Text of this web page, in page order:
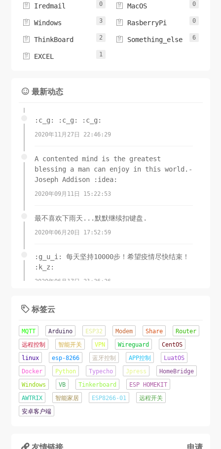
 Iredmail 0  MacOS 0
 Windows 3  RasberryPi 0
 ThinkBoard 2  Something_else 6
 EXCEL 1
 最新动态
:c_g: :c_g: :c_g:
2020年11月27日 22:46:29
A contented mind is the greatest
blessing a man can enjoy in this world.-
Joseph Addison :idea:
2020年09月11日 15:22:53
最不喜欢下雨天...默默继续扣键盘.
2020年06月20日 17:52:59
:g_u_i: 每天坚持10000步！希望疫情尽快结束！
:k_z:
2020年06月17日 21:36:26
锲而舍之，朽木不折;锲而不舍，金石可镂.-荀子
这才是夏天该有的样子！
2020年06月07日 16:22:44
辛苦了几天...终于成功将网站从Jpress移植到了
TypeCho.o(╥﹏╥)o
2020年06月05日 22:12:09
 标签云
MQTT Arduino ESP32 Modem Share
Router
远程控制
智能开关 VPN Wireguard
CentOS
linux
esp-8266 蓝牙控制 APP控制
LuatOS
Docker
Python Typecho Jpress
HomeBridge
Windows
VB Tinkerboard
ESP HOMEKIT
AWTRIX
智能家居 ESP8266-01
远程开关
安卓客户端
 友情链接 申请